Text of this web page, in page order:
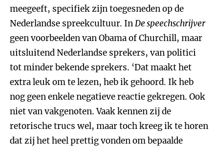
meegeeft, specifiek zijn toegesneden op de
Nederlandse spreekcultuur. InDe speechschrijver
geen voorbeelden van Obama of Churchill, maar
uitsluitend Nederlandse sprekers, van politici
tot minder bekende sprekers. ‘Dat maakt het
extra leuk om te lezen, heb ik gehoord. Ik heb
nog geen enkele negatieve reactie gekregen. Ook
niet van vakgenoten. Vaak kennen zij de
retorische trucs wel, maar toch kreeg ik te horen
dat zij het heel prettig vonden om bepaalde